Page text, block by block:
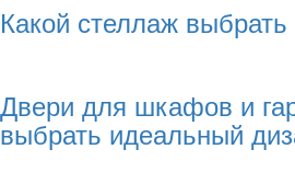
Какой стеллаж
Двери для шкафов и
выбрать идеальный